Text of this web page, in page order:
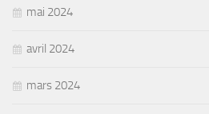
mai 2024
avril 2024
mars 2024